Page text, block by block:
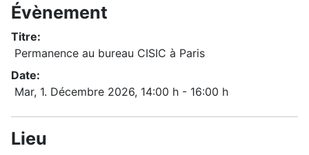
Évènement
Titre:
Permanence au bureau CISIC à Paris
Date:
Mar, 1. Décembre 2026, 14:00 h - 16:00 h
Lieu